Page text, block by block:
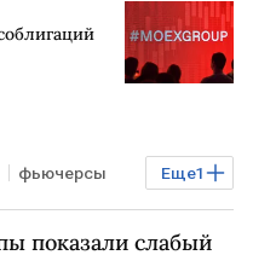
Еще1
фьючерсы
показали слабый